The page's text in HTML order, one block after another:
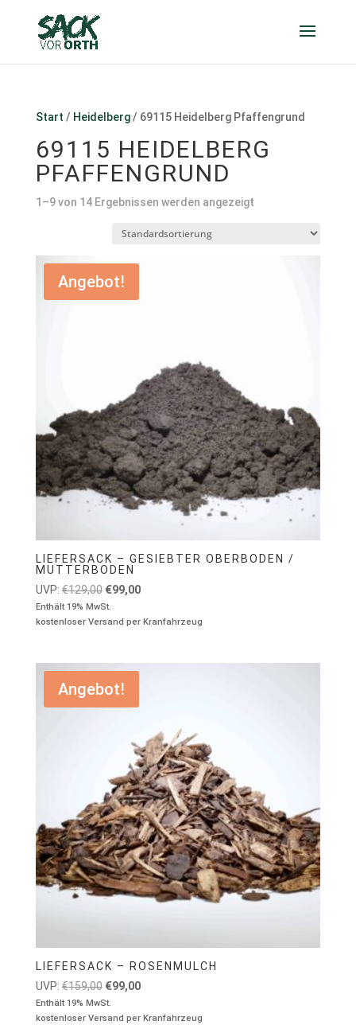
Start / Heidelberg/ 69115 Heidelberg Pfaffengrund
69115 HEIDELBERG
PFAFFENGRUND
1–9 von 14 Ergebnissen werden angezeigt
Angebot!
LIEFERSACK – GESIEBTER OBERBODEN /
MUTTERBODEN
UVP: €129,00 Ursprünglicher
Preis
war:
€99,00Aktueller
ist:
Enthält 19% MwSt.
kostenloser Versand per Kranfahrzeug
Angebot!
LIEFERSACK – ROSENMULCH
UVP: €159,00 Ursprünglicher
Preis
war:
€99,00Aktueller
ist:
Enthält 19% MwSt.
kostenloser Versand per Kranfahrzeug